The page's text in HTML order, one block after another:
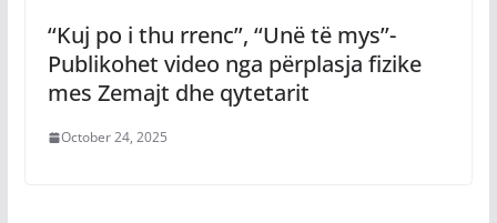
‘‘Kuj po i thu rrenc’’, ‘‘Unë të mys’’-
Publikohet video nga përplasja fizike
mes Zemajt dhe qytetarit
October 24, 2025